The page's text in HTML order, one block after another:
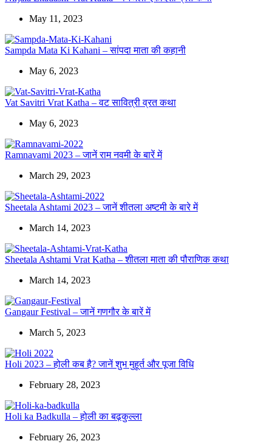
May 11, 2023
Sampda Mata Ki Kahani – सांपदा माता की कहानी
May 6, 2023
Vat Savitri Vrat Katha – वट सावित्री व्रत कथा
May 6, 2023
Ramnavami 2023 – जानें राम नवमी के बारें में
March 29, 2023
Sheetala Ashtami 2023 – जानें शीतला अष्टमी के बारे में
March 14, 2023
Sheetala Ashtami Vrat Katha – शीतला माता की पौराणिक कथा
March 14, 2023
Gangaur Festival – जानें गणगौर के बारें में
March 5, 2023
Holi 2023 – होली कब है? जानें शुभ मुहूर्त और पूजा विधि
February 28, 2023
Holi ka Badkulla – होली का बढ़कुल्ला
February 26, 2023